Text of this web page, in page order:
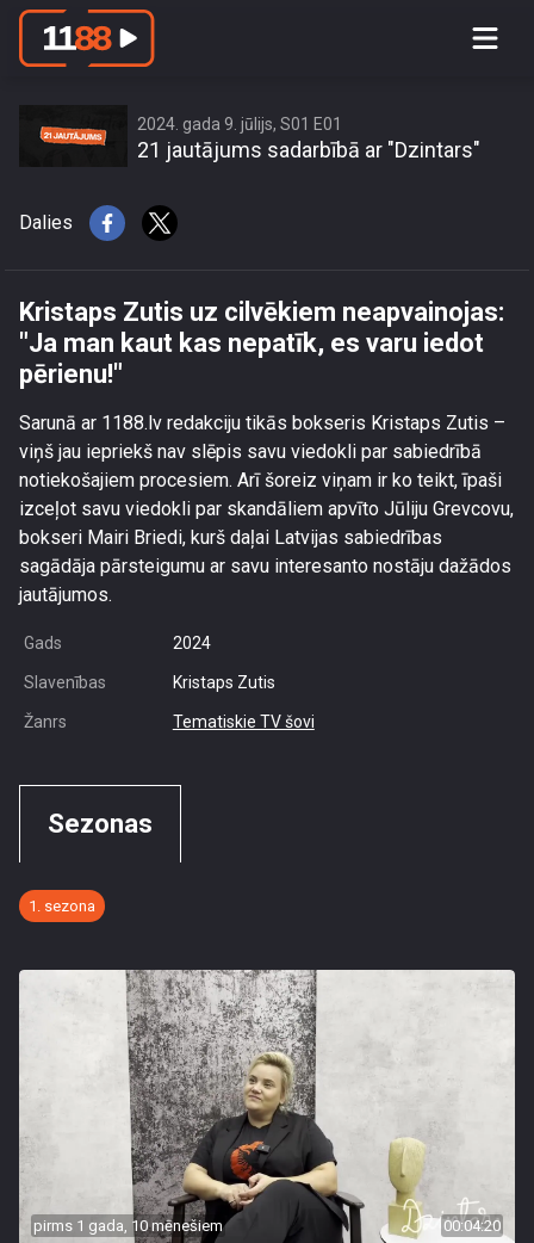
Kristaps Zutis uz cilvēkiem
nepatīk, es varu iedot pērienu!\"
2024. gada 9. jūlijs, S01 E01
21 jautājums sadarbībā ar "Dzintars"
Dalies
Kristaps Zutis uz cilvēkiem neapvainojas:
"Ja man kaut kas nepatīk, es varu iedot
pērienu!"
Sarunā ar 1188.lv redakciju tikās bokseris Kristaps Zutis –
viņš jau iepriekš nav slēpis savu viedokli par sabiedrībā
notiekošajiem procesiem. Arī šoreiz viņam ir ko teikt, īpaši
izceļot savu viedokli par skandāliem apvīto Jūliju Grevcovu,
bokseri Mairi Briedi, kurš daļai Latvijas sabiedrības
sagādāja pārsteigumu ar savu interesanto nostāju dažādos
jautājumos.
Gads 2024
Slavenības Kristaps Zutis
Žanrs Tematiskie TV šovi
Sezonas
1. sezona
pirms 1 gada, 10 mēnešiem 00:04:20